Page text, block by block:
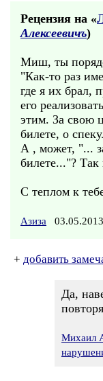
Рецензия на «
Алексеевичъ)
Миш, ты
"Как-то раз
где я их брал,
его
этим. За свою
билете, о
А , может, "...
билете..."?
С теплом к
Азиза
+ добавить
Да,
Михаил